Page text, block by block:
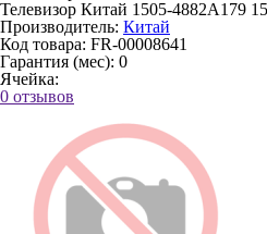
Телевизор Китай 1505-4882A179
Производитель: Китай
Код товара: FR-00008641
Гарантия (мес): 0
Ячейка:
0 отзывов